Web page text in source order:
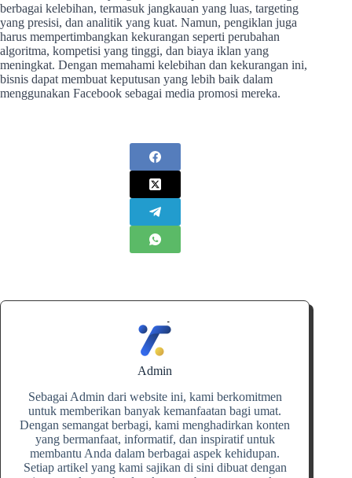
berbagai kelebihan, termasuk jangkauan yang luas, targeting
yang presisi, dan analitik yang kuat. Namun, pengiklan juga
harus mempertimbangkan kekurangan seperti perubahan
algoritma, kompetisi yang tinggi, dan biaya iklan yang
meningkat. Dengan memahami kelebihan dan kekurangan ini,
bisnis dapat membuat keputusan yang lebih baik dalam
menggunakan Facebook sebagai media promosi mereka.
Admin
Sebagai Admin dari website ini, kami berkomitmen
untuk memberikan banyak kemanfaatan bagi umat.
Dengan semangat berbagi, kami menghadirkan konten
yang bermanfaat, informatif, dan inspiratif untuk
membantu Anda dalam berbagai aspek kehidupan.
Setiap artikel yang kami sajikan di sini dibuat dengan